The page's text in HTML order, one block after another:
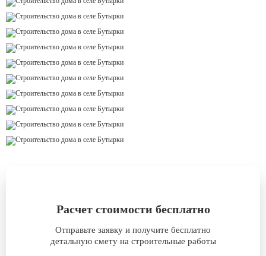
Расчет стоимости бесплатно
Отправьте заявку и получите бесплатно
детальную смету на строительные работы